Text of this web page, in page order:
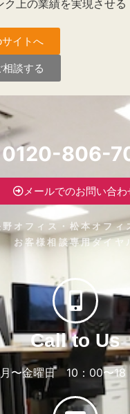
ク上の業績を実現させる
イトへ
談する
0120-806-
メールでのお問い合わ
野オフィス・松本オフィ
お客様相談専用ダイヤ
Call to Us
月〜金曜日 10：00〜18